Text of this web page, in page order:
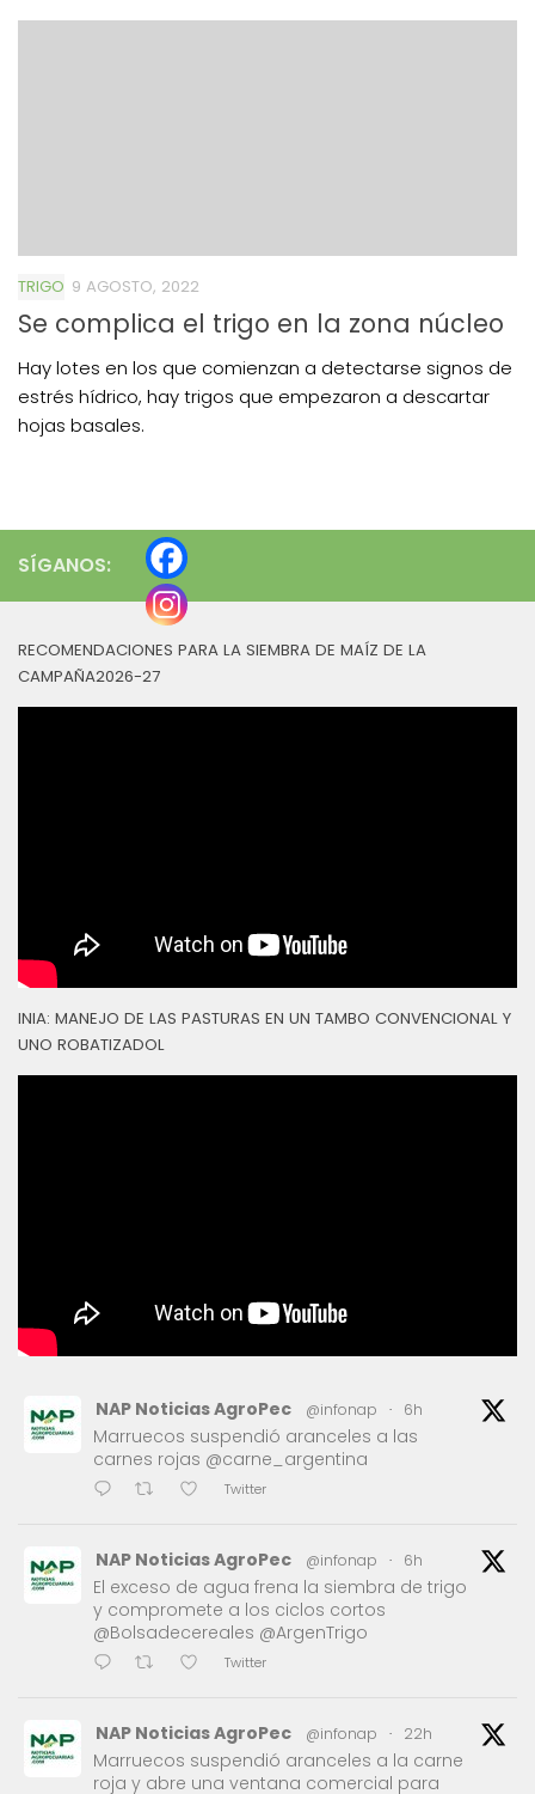
TRIGO 9 AGOSTO, 2022
Se complica el trigo en la zona núcleo
Hay lotes en los que comienzan a detectarse signos de
estrés hídrico, hay trigos que empezaron a descartar
hojas basales.
SÍGANOS:
RECOMENDACIONES PARA LA SIEMBRA DE MAÍZ DE LA
CAMPAÑA2026-27
INIA: MANEJO DE LAS PASTURAS EN UN TAMBO CONVENCIONAL Y
UNO ROBATIZADOL
NAP Noticias AgroPec @infonap · 6h
Marruecos suspendió aranceles a las
carnes rojas @carne_argentina
Twitter
NAP Noticias AgroPec @infonap · 6h
El exceso de agua frena la siembra de trigo
y compromete a los ciclos cortos
@Bolsadecereales @ArgenTrigo
Twitter
NAP Noticias AgroPec @infonap · 22h
Marruecos suspendió aranceles a la carne
roja y abre una ventana comercial para